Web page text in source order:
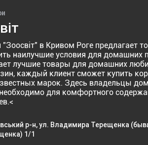
в Кривом Роге предлагает
наилучшие условия для домашних
лучшие товары для домашних
каждый клиент сможет купить
марок. Здесь владельцы
необходимо для комфортного
р-н, ул. Владимира Терещенка
1/1